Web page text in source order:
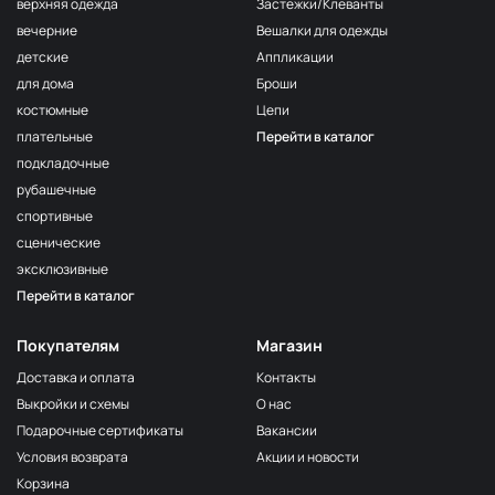
верхняя одежда
вечерние
детские
для дома
костюмные
плательные
подкладочные
рубашечные
спортивные
сценические
эксклюзивные
Перейти в каталог
Застежки/Клеванты
Вешалки для одежды
Аппликации
Броши
Цепи
Перейти в каталог
Покупателям
Доставка и оплата
Выкройки и схемы
Подарочные сертификаты
Условия возврата
Корзина
Магазин
Контакты
О нас
Вакансии
Акции и новости